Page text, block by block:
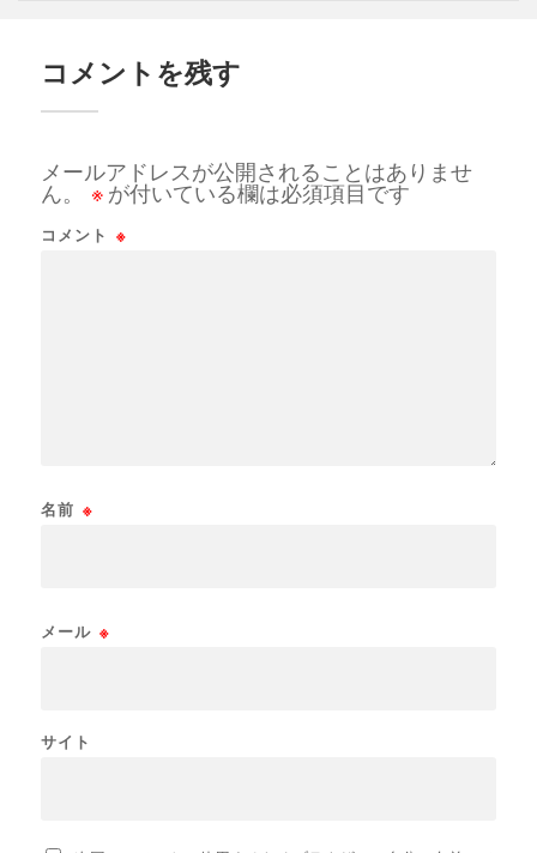
コメントを残す
メールアドレスが公開されることはありませ
ん。
※ が付いている欄は必須項目です
コメント ※
名前 ※
メール ※
サイト